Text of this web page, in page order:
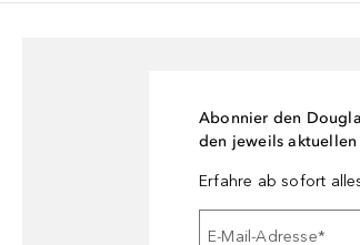
Abonnier den
den jeweils aktuellen
Erfahre ab sofort
E-Mail-Adresse*